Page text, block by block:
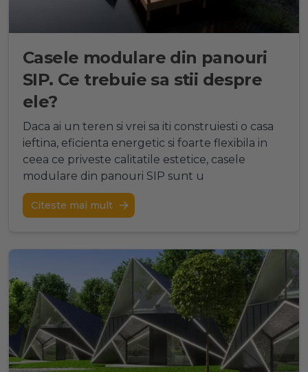
Casele modulare din panouri
SIP. Ce trebuie sa stii despre
ele?
Daca ai un teren si vrei sa iti construiesti o casa
ieftina, eficienta energetic si foarte flexibila in
ceea ce priveste calitatile estetice, casele
modulare din panouri SIP sunt u
Citeste mai mult